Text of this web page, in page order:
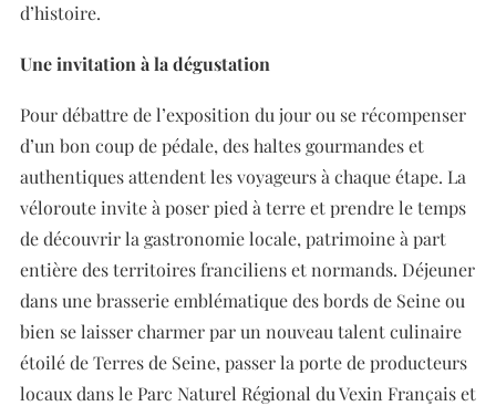
d’histoire.
Une invitation à la dégustation
Pour débattre de l’exposition du jour ou se récompenser
d’un bon coup de pédale, des haltes gourmandes et
authentiques attendent les voyageurs à chaque étape. La
véloroute invite à poser pied à terre et prendre le temps
de découvrir la gastronomie locale, patrimoine à part
entière des territoires franciliens et normands. Déjeuner
dans une brasserie emblématique des bords de Seine ou
bien se laisser charmer par un nouveau talent culinaire
étoilé de Terres de Seine, passer la porte de producteurs
locaux dans le Parc Naturel Régional du Vexin Français et